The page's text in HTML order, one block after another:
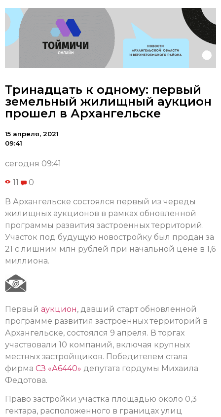
Тринадцать к одному: первый
земельный жилищный аукцион
прошел в Архангельске
15 апреля, 2021
09:41
сегодня 09:41
11 0
В Архангельске состоялся первый из череды
жилищных аукционов в рамках обновленной
программы развития застроенных территорий.
Участок под будущую новостройку был продан за
21 с лишним млн рублей при начальной цене в 1,6
миллиона.
Первый аукцион, давший старт обновленной
программе развития застроенных территорий в
Архангельске, состоялся 9 апреля. В торгах
участвовали 10 компаний, включая крупных
местных застройщиков. Победителем стала
фирма СЗ «А6440» депутата гордумы Михаила
Федотова.
Право застройки участка площадью около 0,3
гектара, расположенного в границах улиц